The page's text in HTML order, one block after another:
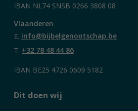
IBAN NL74 SNSB 0266 3808 08
Vlaanderen
E. info@bijbelgenootschap.be
T. +32 78 48 44 86
IBAN BE25 4726 0609 5182
Dit doen wij